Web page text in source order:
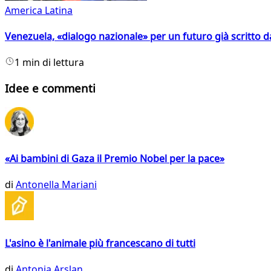
America Latina
Venezuela, «dialogo nazionale» per un futuro già scritto
1 min di lettura
Idee e commenti
«Ai bambini di Gaza il Premio Nobel per la pace»
di Antonella Mariani
L'asino è l'animale più francescano di tutti